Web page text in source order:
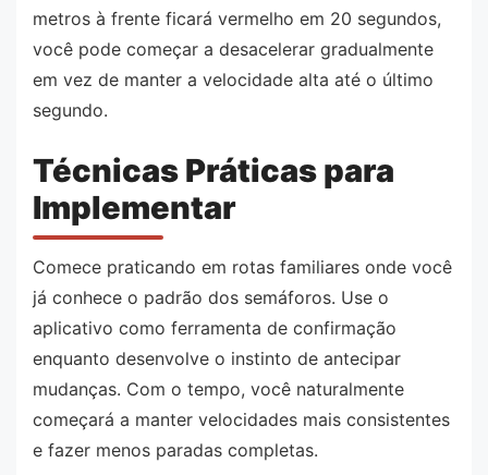
metros à frente ficará vermelho em 20 segundos,
você pode começar a desacelerar gradualmente
em vez de manter a velocidade alta até o último
segundo.
Técnicas Práticas para
Implementar
Comece praticando em rotas familiares onde você
já conhece o padrão dos semáforos. Use o
aplicativo como ferramenta de confirmação
enquanto desenvolve o instinto de antecipar
mudanças. Com o tempo, você naturalmente
começará a manter velocidades mais consistentes
e fazer menos paradas completas.